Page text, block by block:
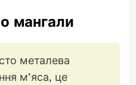
мангали
металева
м’яса, це